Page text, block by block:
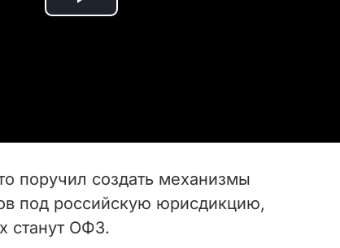
P
i
d
поручил создать механизмы
под российскую юрисдикцию,
станут ОФЗ.